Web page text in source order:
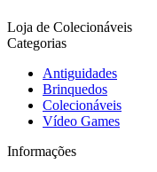
Loja de Colecionáveis
Categorias
Antiguidades
Brinquedos
Colecionáveis
Vídeo Games
Informações